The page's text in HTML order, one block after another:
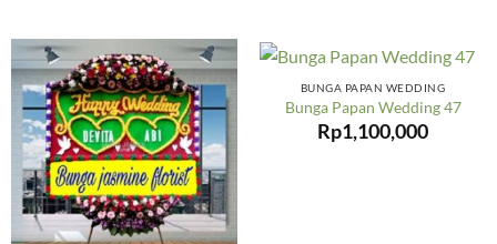
BUNGA PAPAN WEDDING
Bunga Papan Wedding 47
Rp1,100,000